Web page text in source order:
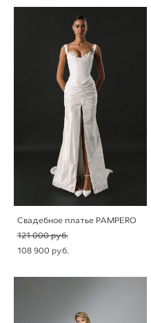
Свадебное платье PAMPERO
121 000 pуб.
108 900 pуб.